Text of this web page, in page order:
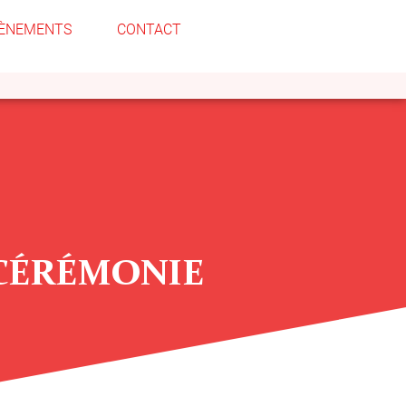
CONTACT